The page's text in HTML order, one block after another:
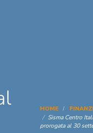
HOME
Sisma Centro
prorogata al 30